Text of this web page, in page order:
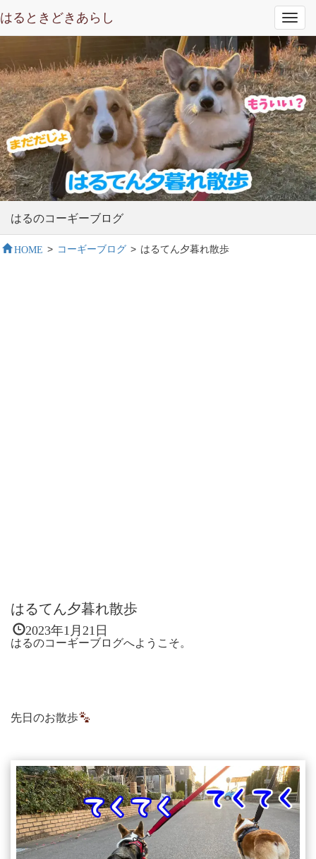
はるときどきあらし
はるのコーギーブログ
HOME > コーギーブログ > はるてん夕暮れ散歩
はるてん夕暮れ散歩
2023年1月21日
はるのコーギーブログへようこそ。
先日のお散歩